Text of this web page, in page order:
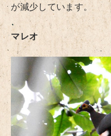
が減少しています。
マレオ